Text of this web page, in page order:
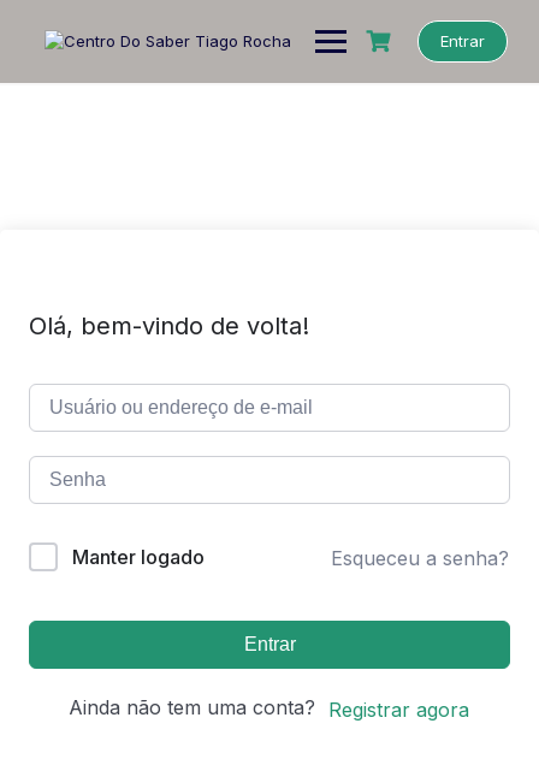
Entrar
Olá, bem-vindo de volta!
Manter logado Esqueceu a senha?
Entrar
Ainda não tem uma conta? Registrar agora